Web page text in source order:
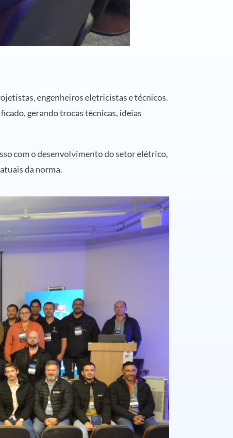
engenheiros eletricistas e técnicos.
gerando trocas técnicas, ideias
com o desenvolvimento do setor elétrico,
da norma.